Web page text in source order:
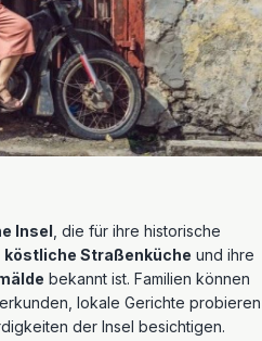
Insel , die für ihre historische
köstliche Straßenküche und ihre
bekannt ist. Familien können
lokale Gerichte probieren
der Insel besichtigen.